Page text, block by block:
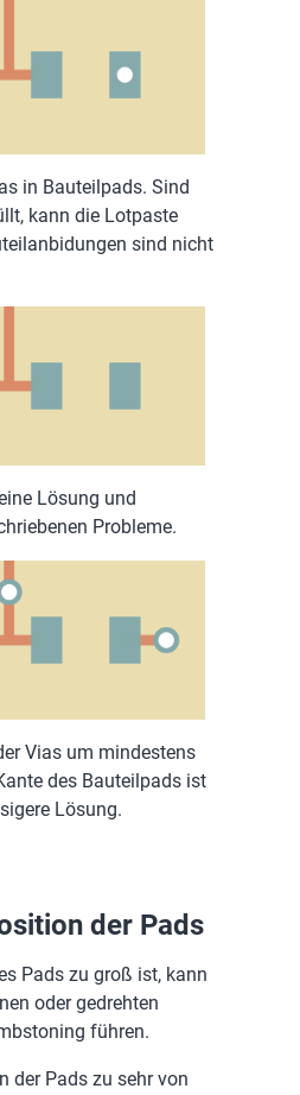
in Bauteilpads. Sind
kann die Lotpaste
sind nicht
Lösung und
Probleme.
Vias um mindestens
des Bauteilpads ist
Lösung.
der Pads
Pads zu groß ist, kann
oder gedrehten
führen.
der Pads zu sehr von